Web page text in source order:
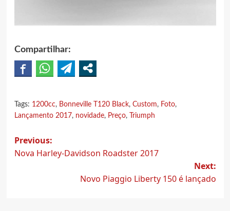
Compartilhar:
Tags: 1200cc, Bonneville T120 Black, Custom, Foto,
Lançamento 2017, novidade, Preço, Triumph
Post
navigation
Previous:
Nova Harley-Davidson Roadster 2017
Next:
Novo Piaggio Liberty 150 é lançado